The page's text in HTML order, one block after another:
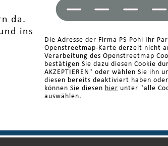
da.
ins
Die Adresse der Firma PS-Pohl Ihr
Openstreetmap-Karte derzeit nicht
Verarbeitung des Openstreetmap
bestätigen Sie dazu diesen Cookie
AKZEPTIEREN" oder wählen Sie ihn
diesen bereits deaktiviert haben
können Sie diesen hier unter "alle
auswählen.